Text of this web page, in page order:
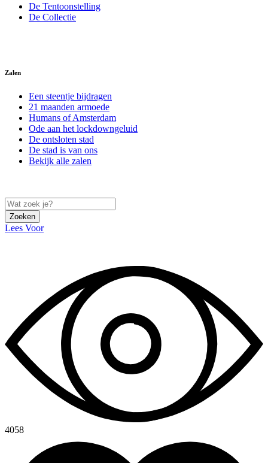
De Tentoonstelling
De Collectie
Zalen
Een steentje bijdragen
21 maanden armoede
Humans of Amsterdam
Ode aan het lockdowngeluid
De ontsloten stad
De stad is van ons
Bekijk alle zalen
Zoeken
Lees Voor
4058